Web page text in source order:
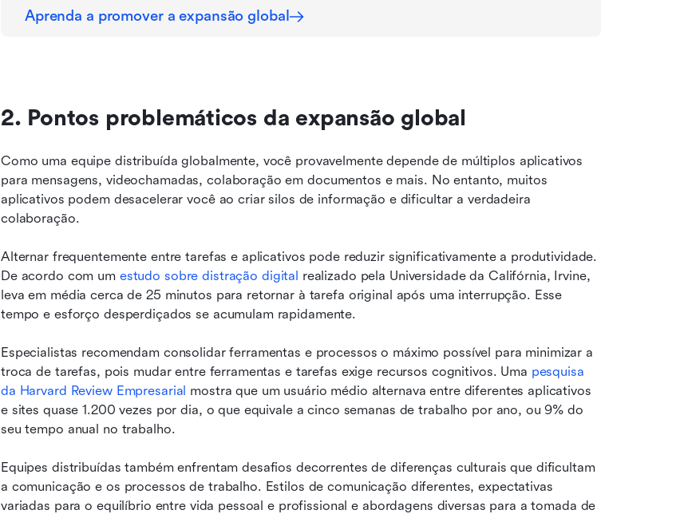
Aprenda a promover a expansão global
2. Pontos problemáticos da expansão global
Como uma equipe distribuída globalmente, você provavelmente depende de múltiplos aplicativos
para mensagens, videochamadas, colaboração em documentos e mais. No entanto, muitos
aplicativos podem desacelerar você ao criar silos de informação e dificultar a verdadeira
colaboração.
Alternar frequentemente entre tarefas e aplicativos pode reduzir significativamente a produtividade.
De acordo com um estudo sobre distração digital realizado pela Universidade da Califórnia, Irvine,
leva em média cerca de 25 minutos para retornar à tarefa original após uma interrupção. Esse
tempo e esforço desperdiçados se acumulam rapidamente.
Especialistas recomendam consolidar ferramentas e processos o máximo possível para minimizar a
troca de tarefas, pois mudar entre ferramentas e tarefas exige recursos cognitivos. Uma pesquisa
da Harvard Review Empresarial mostra que um usuário médio alternava entre diferentes aplicativos
e sites quase 1.200 vezes por dia, o que equivale a cinco semanas de trabalho por ano, ou 9% do
seu tempo anual no trabalho.
Equipes distribuídas também enfrentam desafios decorrentes de diferenças culturais que dificultam
a comunicação e os processos de trabalho. Estilos de comunicação diferentes, expectativas
variadas para o equilíbrio entre vida pessoal e profissional e abordagens diversas para a tomada de